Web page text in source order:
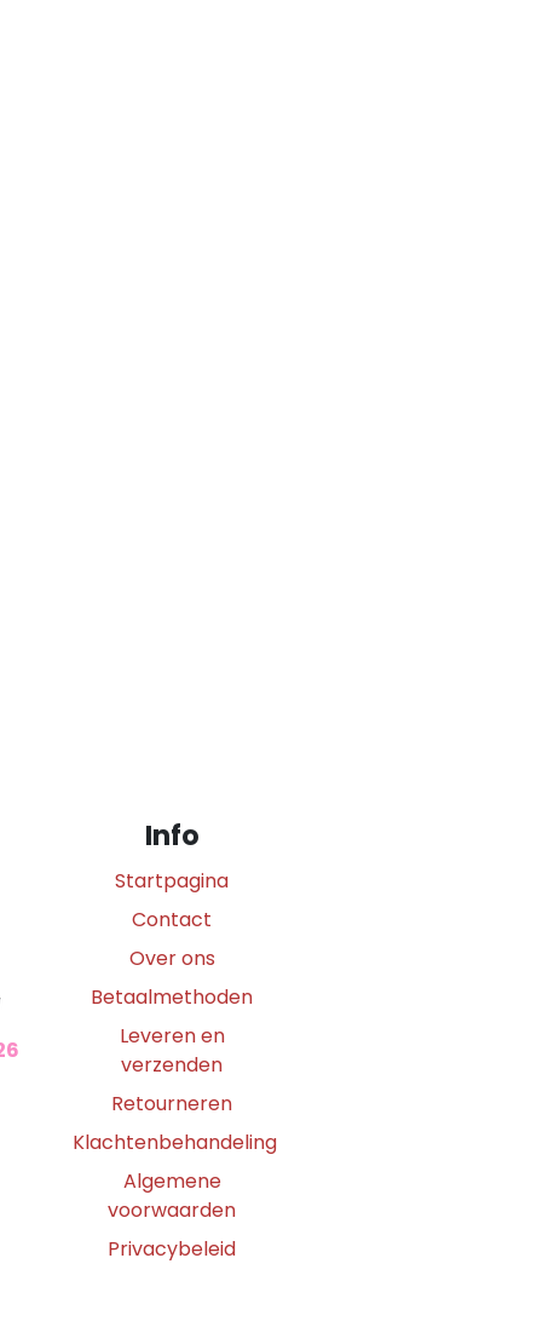
Info
Startpagina
Contact
Over ons
Betaalmethoden
Leveren en
verzenden
Retourneren
Klachtenbehandeling
Algemene
voorwaarden
Privacybeleid